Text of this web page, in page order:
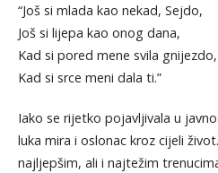
“Još si mlada kao nekad, Sejdo,
Još si lijepa kao onog dana,
Kad si pored mene svila gnijezdo,
Kad si srce meni dala ti.”
Iako se rijetko pojavljivala u
luka mira i oslonac kroz cijeli
najljepšim, ali i najtežim